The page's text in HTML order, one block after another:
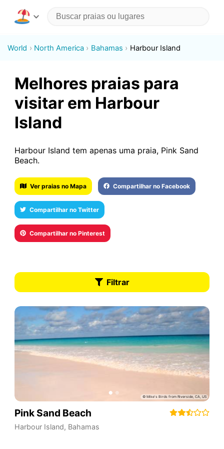
World North America Bahamas Harbour Island
Melhores praias para
visitar em Harbour
Island
Harbour Island tem apenas uma praia, Pink Sand
Beach.
Ver praias no Mapa Compartilhar no Facebook
Compartilhar no Twitter
Compartilhar no Pinterest
Filtrar
Pink Sand Beach
Harbour Island, Bahamas